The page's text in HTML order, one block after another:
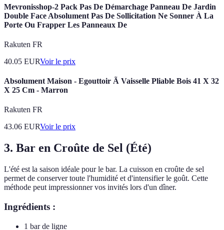
Mevronisshop-2 Pack Pas De Démarchage Panneau De Jardin
Double Face Absolument Pas De Sollicitation Ne Sonner À La
Porte Ou Frapper Les Panneaux De
Rakuten FR
40.05 EURVoir le prix
Absolument Maison - Egouttoir Ã Vaisselle Pliable Bois 41 X 32
X 25 Cm - Marron
Rakuten FR
43.06 EURVoir le prix
3. Bar en Croûte de Sel (Été)
L'été est la saison idéale pour le bar. La cuisson en croûte de sel
permet de conserver toute l'humidité et d'intensifier le goût. Cette
méthode peut impressionner vos invités lors d'un dîner.
Ingrédients :
1 bar de ligne